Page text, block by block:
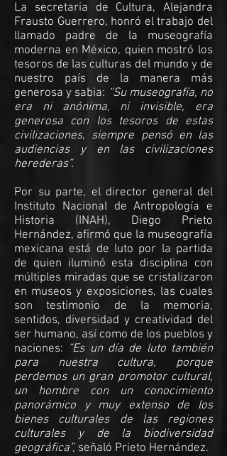
La secretaria de Cultura, Alejandra
Frausto Guerrero, honró el trabajo del
llamado padre de la museografía
moderna en México, quien mostró los
tesoros de las culturas del mundo y de
nuestro país de la manera más
generosa y sabia: “Su museografía, no
era ni anónima, ni invisible, era
generosa con los tesoros de estas
civilizaciones, siempre pensó en las
audiencias y en las civilizaciones
herederas”.
Por su parte, el director general del
Instituto Nacional de Antropología e
Historia (INAH), Diego Prieto
Hernández, afirmó que la museografía
mexicana está de luto por la partida
de quien iluminó esta disciplina con
múltiples miradas que se cristalizaron
en museos y exposiciones, las cuales
son testimonio de la memoria,
sentidos, diversidad y creatividad del
ser humano, así como de los pueblos y
naciones: “Es un día de luto también
para nuestra cultura, porque
perdemos un gran promotor cultural,
un hombre con un conocimiento
panorámico y muy extenso de los
bienes culturales de las regiones
culturales y de la biodiversidad
geográfica”, señaló Prieto Hernández.